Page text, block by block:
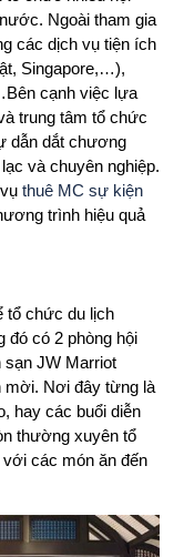
Ngoài tham gia
các dịch vụ tiện ích
Singapore,…),
cạnh việc lựa
trung tâm tổ chức
dẫn dắt chương
và chuyên nghiệp.
thuê MC sự kiện
trình hiệu quả
tổ chức du lịch
đó có 2 phòng hội
JW Marriot
mời. Nơi đây từng là
hay các buổi diễn
thường xuyên tổ
các món ăn đến